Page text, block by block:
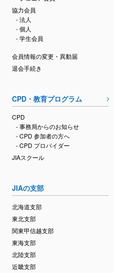
協力会員
- 法人
- 個人
- 学生会員
会員情報の変更・異動届
退会手続き
CPD・教育プログラム
CPD
- 事務局からのお知らせ
- CPD 参加者の方へ
- CPD プロバイダー
JIAスクール
JIAの支部
北海道支部
東北支部
関東甲信越支部
東海支部
北陸支部
近畿支部